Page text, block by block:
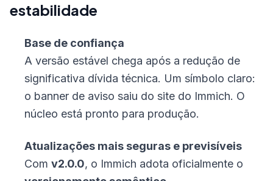
estabilidade
Base de confiança
A versão estável chega após a redução de
significativa dívida técnica. Um símbolo claro:
o banner de aviso saiu do site do Immich. O
núcleo está pronto para produção.
Atualizações mais seguras e previsíveis
Com v2.0.0, o Immich adota oficialmente o